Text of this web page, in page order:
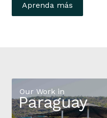
Aprenda más
Our Work in
Paraguay